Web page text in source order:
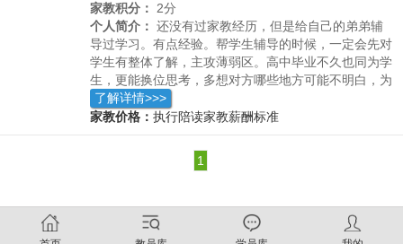
家教积分：
2分
个人简介： 还没有过家教经历，但是给自己的弟弟辅
导过学习。有点经验。帮学生辅导的时候，一定会先对
学生有整体了解，主攻薄弱区。高中毕业不久也同为学
生，更能换位思考，多想对方哪些地方可能不明白，为
什么不明白。遇到不好意思询问的学生没关系，我会主
动问是否能够理解，不理解我可以再仔细的讲，告诉他
了解详情>>>
家教价格： 执行陪读家教薪酬标准
1